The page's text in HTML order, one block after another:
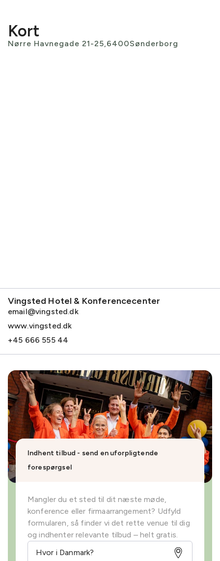
Kort
Nørre Havnegade 21-25, 6400Sønderborg
Vingsted Hotel & Konferencecenter
email@vingsted.dk
www.vingsted.dk
+45 666 555 44
Indhent tilbud - send en uforpligtende
forespørgsel
Mangler du et sted til dit næste møde,
konference eller firmaarrangement? Udfyld
formularen, så finder vi det rette venue til dig
og indhenter relevante tilbud – helt gratis.